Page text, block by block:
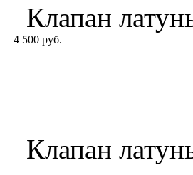
Клапан
4 500 руб.
Клапан